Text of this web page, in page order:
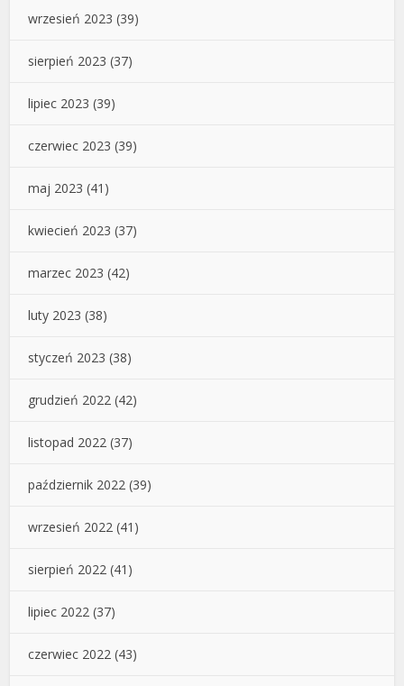
wrzesień 2023 (39)
sierpień 2023 (37)
lipiec 2023 (39)
czerwiec 2023 (39)
maj 2023 (41)
kwiecień 2023 (37)
marzec 2023 (42)
luty 2023 (38)
styczeń 2023 (38)
grudzień 2022 (42)
listopad 2022 (37)
październik 2022 (39)
wrzesień 2022 (41)
sierpień 2022 (41)
lipiec 2022 (37)
czerwiec 2022 (43)